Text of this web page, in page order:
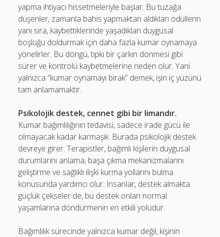
yapma ihtiyacı hissetmeleriyle başlar. Bu tuzağa
düşenler, zamanla bahis yapmaktan aldıkları ödüllerin
yanı sıra, kaybettiklerinde yaşadıkları duygusal
boşluğu doldurmak için daha fazla kumar oynamaya
yönelirler. Bu döngü, tıpkı bir çarkın dönmesi gibi
sürer ve kontrolü kaybetmelerine neden olur. Yani
yalnızca “kumar oynamayı bırak” demek, işin iç yüzünü
tam anlamamaktır.
Psikolojik destek, cennet gibi bir limandır.
Kumar bağımlılığının tedavisi, sadece irade gücü ile
olmayacak kadar karmaşık. Burada psikolojik destek
devreye girer. Terapistler, bağımlı kişilerin duygusal
durumlarını anlama, başa çıkma mekanizmalarını
geliştirme ve sağlıklı ilişki kurma yollarını bulma
konusunda yardımcı olur. İnsanlar, destek almakta
güçlük çekseler de, bu destek onları normal
yaşamlarına döndürmenin en etkili yoludur.
Bağımlılık sürecinde yalnızca kumar değil, kişinin